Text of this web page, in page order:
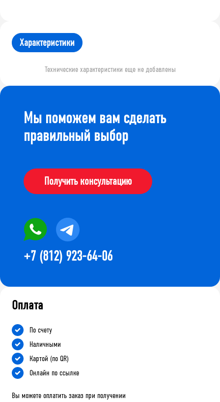
Характеристики
Технические характеристики еще не добавлены
Мы поможем вам сделать
правильный выбор
Получить консультацию
+7 (812) 923-64-06
Оплата
По счету
Наличными
Картой (по QR)
Онлайн по ссылке
Вы можете оплатить заказ при получении